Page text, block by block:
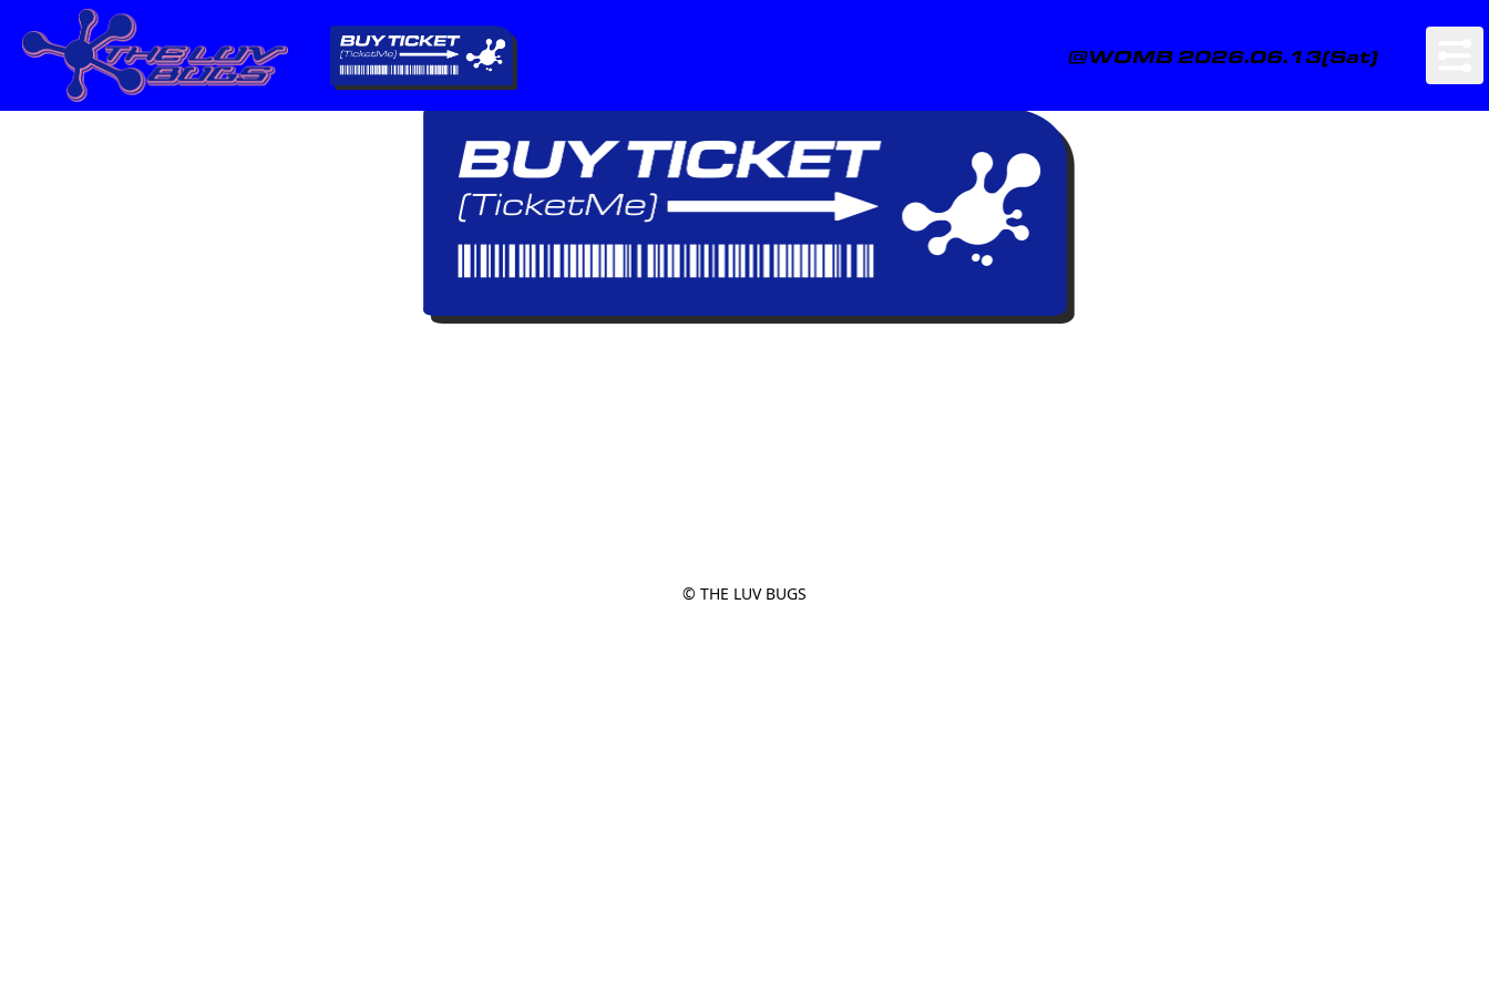
@WOMB 2026.06.13(Sat)
© THE LUV BUGS